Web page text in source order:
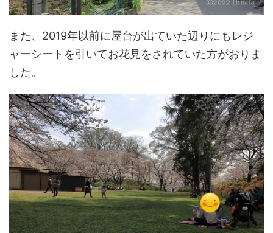
また、2019年以前に屋台が出ていた辺りにもレジ
ャーシートを引いてお花見をされていた方がおりま
した。